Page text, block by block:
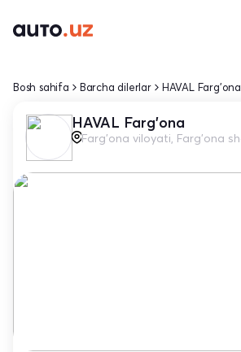
Bosh sahifa Barcha dilerlar HAVAL Farg'ona
HAVAL Farg'ona